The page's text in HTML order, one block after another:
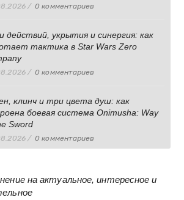
/ 0 комментариев
действий, укрытия и синергия: как
тактика в Star Wars Zero
/ 0 комментариев
клинч и три цвета душ: как
боевая система Onimusha: Way
Sword
/ 0 комментариев
на актуальное, интересное и